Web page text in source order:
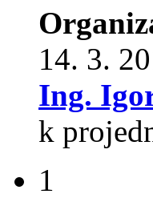
14. 3.
Ing.
k
1